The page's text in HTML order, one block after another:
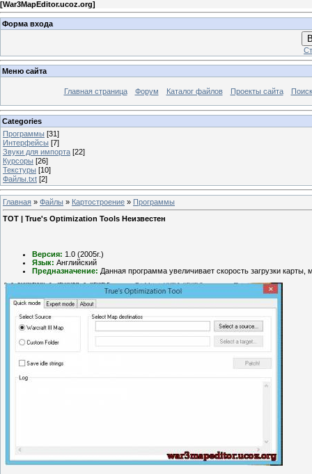
[War3MapEditor.ucoz.org]
Форма входа
Меню сайта
Главная страница Форум Каталог файлов Проекты сайта
Categories
Программы [31]
Интерфейсы [7]
Звуки для импорта [22]
Курсоры [26]
Текстуры [10]
Файлы.txt [2]
Главная » Файлы » Картостроение » Программы
ТОТ | True's Optimization Tools Неизвестен
Версия: 1.0 (2005г.)
Язык: Английский
Предназначение: Данная программа увеличивает скорость загрузки